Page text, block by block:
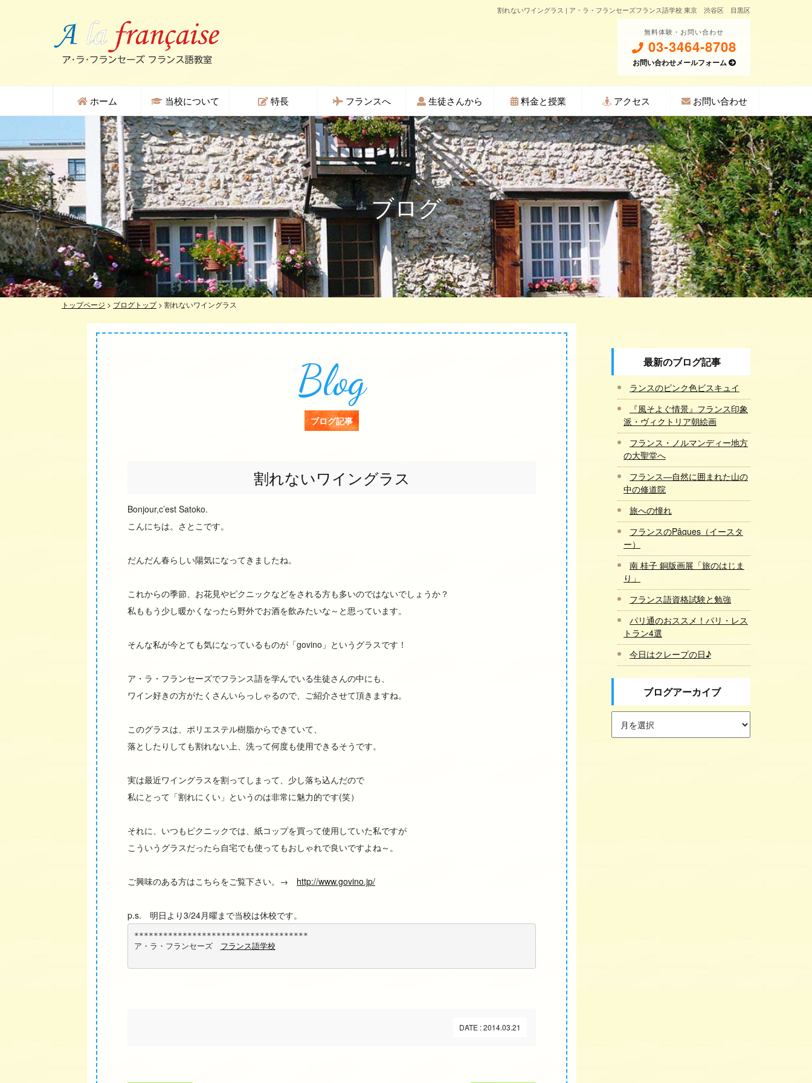
割れないワイングラス | ア・ラ・フランセーズフランス語学校 東京 渋谷区 目黒区
無料体験・お問い合わせ
03-3464-8708
お問い合わせメールフォーム
ホーム 当校について 特長 フランスへ 生徒さんから 料金と授業 アクセス お問い合わせ
ブログ
トップページ > ブログトップ> 割れないワイングラス
Blog
ブログ記事
割れないワイングラス
Bonjour,c’est Satoko.
こんにちは。さとこです。
だんだん春らしい陽気になってきましたね。
これからの季節、お花見やピクニックなどをされる方も多いのではないでしょうか？
私ももう少し暖かくなったら野外でお酒を飲みたいな～と思っています。
そんな私が今とても気になっているものが「govino」というグラスです！
ア・ラ・フランセーズでフランス語を学んでいる生徒さんの中にも、
ワイン好きの方がたくさんいらっしゃるので、ご紹介させて頂きますね。
このグラスは、ポリエステル樹脂からできていて、
落としたりしても割れない上、洗って何度も使用できるそうです。
実は最近ワイングラスを割ってしまって、少し落ち込んだので
私にとって「割れにくい」というのは非常に魅力的です(笑）
それに、いつもピクニックでは、紙コップを買って使用していた私ですが
こういうグラスだったら自宅でも使ってもおしゃれで良いですよね～。
ご興味のある方はこちらをご覧下さい。→ http://www.govino.jp/
p.s. 明日より3/24月曜まで当校は休校です。
************************************
ア・ラ・フランセーズ フランス語学校
DATE : 2014.03.21
最新のブログ記事
ランスのピンク色ビスキュイ
『風そよぐ情景』フランス印象
派・ヴィクトリア朝絵画
フランス・ノルマンディー地方
の大聖堂へ
フランス―自然に囲まれた山の
中の修道院
旅への憧れ
フランスのPâques（イースタ
ー）
南 桂子 銅版画展「旅のはじま
り」
フランス語資格試験と勉強
パリ通のおススメ！パリ・レス
トラン4選
今日はクレープの日♪
ブログアーカイブ